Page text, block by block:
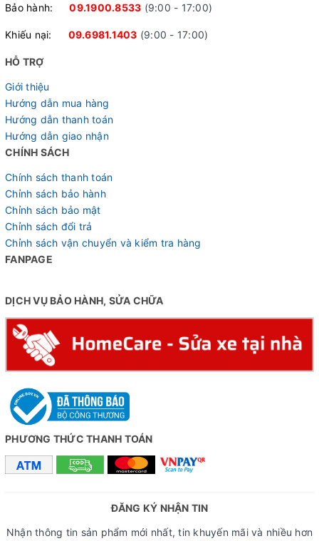
Bảo hành:09.1900.8533 (9:00 - 17:00)
Khiếu nại: 09.6981.1403 (9:00 - 17:00)
HỖ TRỢ
Giới thiệu
Hướng dẫn mua hàng
Hướng dẫn thanh toán
Hướng dẫn giao nhận
CHÍNH SÁCH
Chính sách thanh toán
Chỉnh sách bảo hành
Chỉnh sách bảo mật
Chỉnh sách đổi trả
Chỉnh sách vận chuyển và kiểm tra hàng
FANPAGE
DỊCH VỤ BẢO HÀNH, SỬA CHỮA
PHƯƠNG THỨC THANH TOÁN
ĐĂNG KÝ NHẬN TIN
Nhận thông tin sản phẩm mới nhất, tin khuyến mãi và nhiều hơn